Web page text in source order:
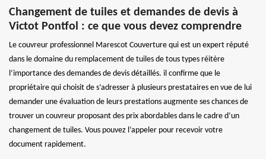
Changement de tuiles et demandes de devis à
Victot Pontfol : ce que vous devez comprendre
Le couvreur professionnel Marescot Couverture qui est un expert réputé
dans le domaine du remplacement de tuiles de tous types réitère
l’importance des demandes de devis détaillés. il confirme que le
propriétaire qui choisit de s’adresser à plusieurs prestataires en vue de lui
demander une évaluation de leurs prestations augmente ses chances de
trouver un couvreur proposant des prix abordables dans le cadre d’un
changement de tuiles. Vous pouvez l’appeler pour recevoir votre
document rapidement.